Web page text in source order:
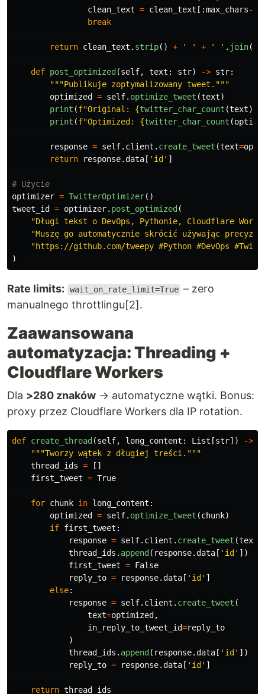
clean_text = clean_text [:max_chars-
break
return clean_text . strip() + ' ' + ' ' . join(
def post_optimized (self, text : str) -> str:
"""Publikuje zoptymalizowany tweet. """
optimized
= self. optimize_tweet (text)
print (f"Original: {twitter_char_count (text)
print (f"Optimized: {twitter_char_count (
response = self. client . create_tweet (text=
return
response.data [ ' id ' ]
optimizer = TwitterOptimizer()
tweet_id
= optimizer. post_optimized (
"Długi tekst o DevOps, Pythonie, Cloudflare
"Muszę go automatycznie skrócić używając
"https://github.com/tweepy #Python #DevOps
)
Rate limits: wait_on_rate_limit=True – zero
manualnego throttlingu[2].
Zaawansowana
automatyzacja: Threading +
Cloudflare Workers
Dla >280 znaków → automatyczne wątki. Bonus:
proxy przez Cloudflare Workers dla IP rotation.
def create_thread (self, long_content : List [str]) ->
"""Tworzy wątek z długiej treści. """
thread_ids =
[]
first_tweet = True
for chunk in long_content :
optimized
= self. optimize_tweet (chunk)
if first_tweet :
response = self. client . create_tweet (text
thread_ids . append ( response.data [ ' id ' ])
first_tweet = False
reply_to = response.data [ ' id ' ]
else:
response = self. client . create_tweet (
text=optimized ,
in_reply_to_tweet_id=reply_to
)
thread_ids . append ( response.data [ ' id ' ])
reply_to = response.data [ ' id ' ]
return thread_ids